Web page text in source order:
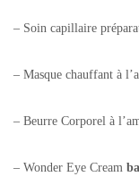
– Soin capillaire
– Masque chauffant à
– Beurre Corporel à
– Wonder Eye Cream